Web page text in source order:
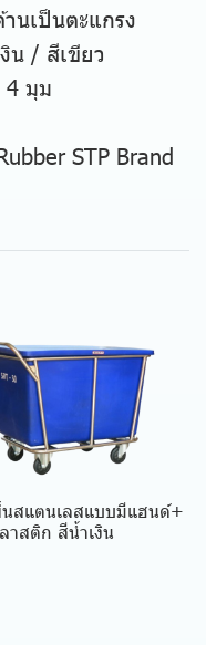
นเป็นตะแกรง
น / สีเขียว
4 มุม
STP Brand
นสแตนเลสแบบมีแฮนด์+
าสติก สีน้ำเงิน